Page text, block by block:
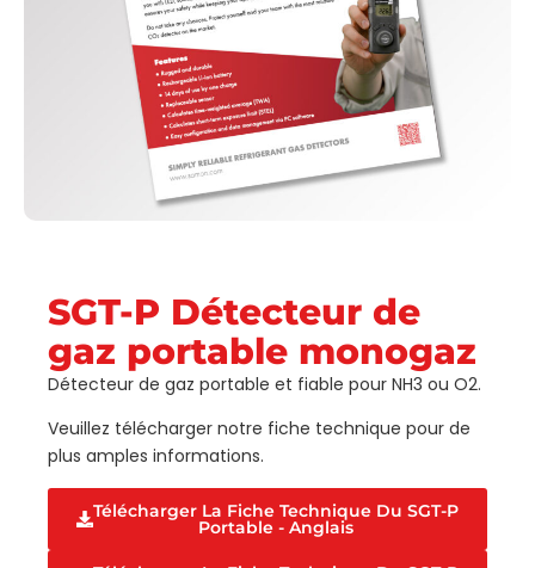
SGT-P Détecteur de
gaz portable monogaz
Détecteur de gaz portable et fiable pour NH3 ou O2.
Veuillez télécharger notre fiche technique pour de
plus amples informations.
Télécharger La Fiche Technique Du SGT-P
Portable - Anglais